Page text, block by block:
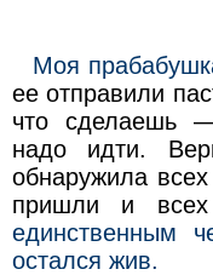
Моя
ее отправили
что сделаешь
надо идти.
обнаружила
пришли и всех
единственным
остался жив.